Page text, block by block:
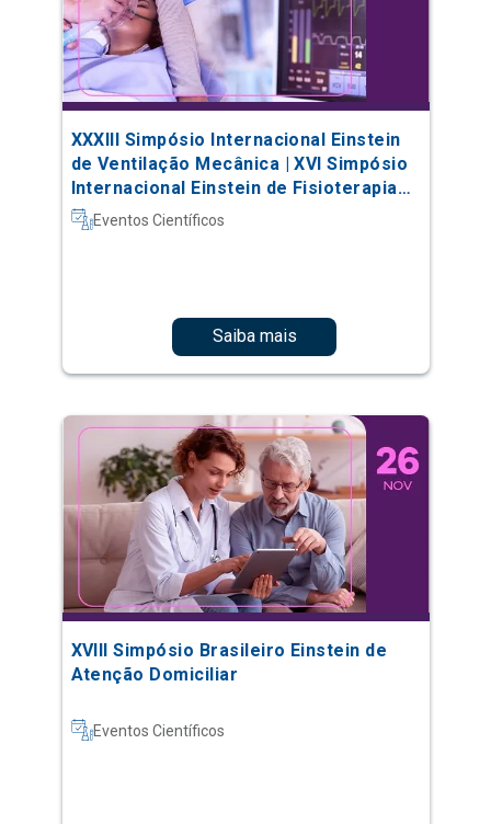
XXXIII Simpósio Internacional Einstein
de Ventilação Mecânica | XVI Simpósio
Internacional Einstein de Fisioterapia
em Terapia Intensiva
Eventos Científicos
Saiba mais
XVIII Simpósio Brasileiro Einstein de
Atenção Domiciliar
Eventos Científicos